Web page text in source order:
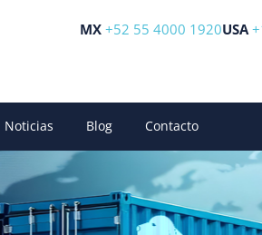
MX +52 55 4000 1920USA
Noticias Blog Contacto